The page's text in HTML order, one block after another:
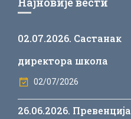
02.07.2026. Састанак
директора школа
02/07/2026
26.06.2026. Превенција